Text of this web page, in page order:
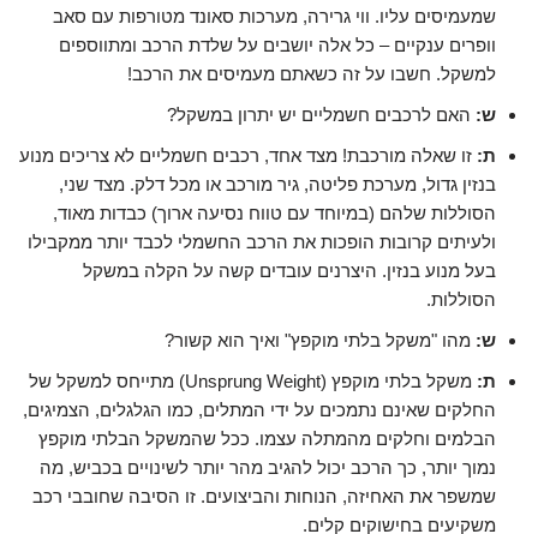
שמעמיסים עליו. ווי גרירה, מערכות סאונד מטורפות עם סאב
וופרים ענקיים – כל אלה יושבים על שלדת הרכב ומתווספים
למשקל. חשבו על זה כשאתם מעמיסים את הרכב!
ש: האם לרכבים חשמליים יש יתרון במשקל?
ת: זו שאלה מורכבת! מצד אחד, רכבים חשמליים לא צריכים מנוע
בנזין גדול, מערכת פליטה, גיר מורכב או מכל דלק. מצד שני,
הסוללות שלהם (במיוחד עם טווח נסיעה ארוך) כבדות מאוד,
ולעיתים קרובות הופכות את הרכב החשמלי לכבד יותר ממקבילו
בעל מנוע בנזין. היצרנים עובדים קשה על הקלה במשקל
הסוללות.
ש: מהו "משקל בלתי מוקפץ" ואיך הוא קשור?
ת:
משקל בלתי מוקפץ (Unsprung Weight) מתייחס למשקל של
החלקים שאינם נתמכים על ידי המתלים, כמו הגלגלים, הצמיגים,
הבלמים וחלקים מהמתלה עצמו. ככל שהמשקל הבלתי מוקפץ
נמוך יותר, כך הרכב יכול להגיב מהר יותר לשינויים בכביש, מה
שמשפר את האחיזה, הנוחות והביצועים. זו הסיבה שחובבי רכב
משקיעים בחישוקים קלים.